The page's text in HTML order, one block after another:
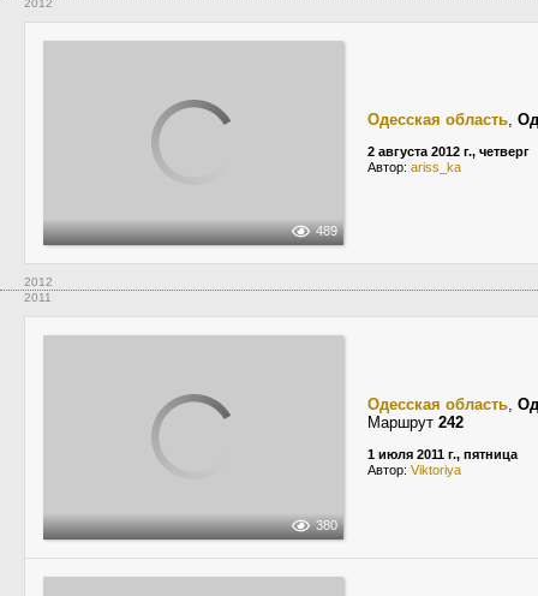
2012
489
Одесская область,
2 августа 2012 г., четверг
Автор: ariss_ka
2012
2011
380
Одесская область,
Маршрут 242
1 июля 2011 г., пятница
Автор: Viktoriya